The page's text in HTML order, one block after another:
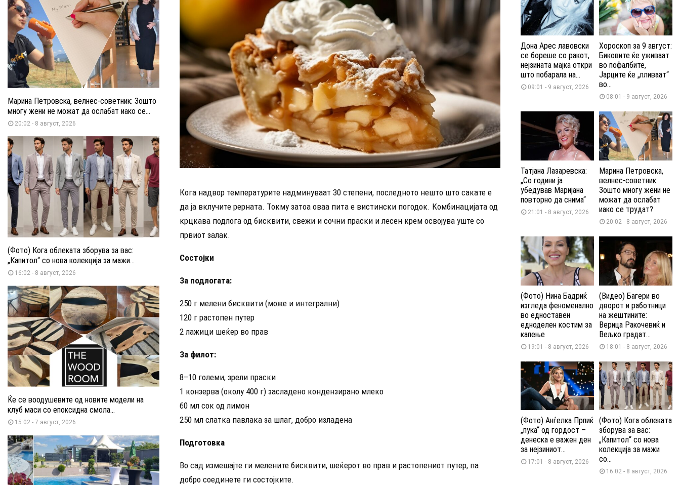
Кога надвор температурите надминуваат 30 степени, последното нешто што сакате е
да ја вклучите рерната. Токму затоа оваа пита е вистински погодок. Комбинацијата од
крцкава подлога од бисквити, свежи и сочни праски и лесен крем освојува уште со
првиот залак.
Состојки
За подлогата:
250 г мелени бисквити (може и интегрални)
120 г растопен путер
2 лажици шеќер во прав
За филот:
8–10 големи, зрели праски
1 конзерва (околу 400 г) засладено кондензирано млеко
60 мл сок од лимон
250 мл слатка павлака за шлаг, добро изладена
Подготовка
Во сад измешајте ги мелените бисквити, шеќерот во прав и растопениот путер, па
добро соединете ги состојките.
Марина Петровска, велнес-советник: Зошто
многу жени не можат да ослабат иако се...
20:02 - 8 август, 2026
(Фото) Кога облеката зборува за вас:
„Капитол“ со нова колекција за мажи...
16:02 - 8 август, 2026
Ќе се воодушевите од новите модели на
клуб маси со епоксидна смола...
15:02 - 7 август, 2026
Дона Арес лавовски
се бореше со ракот,
нејзината мајка откри
што побарала на...
09:01 - 9 август, 2026
Хороскоп за 9 август:
Биковите ќе уживаат
во пофалбите,
Јарците ќе „пливаат“
во...
08:01 - 9 август, 2026
Татјана Лазаревска:
„Со години ја
убедував Маријана
повторно да снима“
21:01 - 8 август, 2026
Марина Петровска,
велнес-советник:
Зошто многу жени не
можат да ослабат
иако се трудат?
20:02 - 8 август, 2026
(Фото) Нина Бадриќ
изгледа феноменално
во едноставен
едноделен костим за
капење
19:01 - 8 август, 2026
(Видео) Багери во
дворот и работници
на жештините:
Верица Ракочевиќ и
Вељко градат...
18:01 - 8 август, 2026
(Фото) Анѓелка Прпиќ
„пука“ од гордост –
денеска е важен ден
за нејзиниот...
17:01 - 8 август, 2026
(Фото) Кога облеката
зборува за вас:
„Капитол“ со нова
колекција за мажи
со...
16:02 - 8 август, 2026